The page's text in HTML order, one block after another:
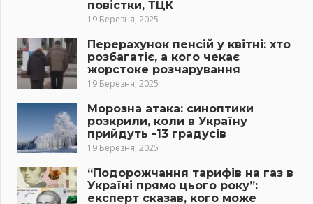
повістки, ТЦК
19 Березня, 2025
Перерахунок пенсій у квітні: хто
розбагатіє, а кого чекає
жорстоке розчарування
19 Березня, 2025
Морозна атака: синоптики
розкрили, коли в Україну
прийдуть -13 градусів
19 Березня, 2025
“Подорожчання тарифів на газ в
Україні прямо цього року”:
експерт сказав, кого може